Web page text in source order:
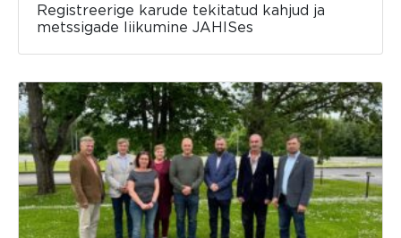
Registreerige karude tekitatud kahjud ja
metssigade liikumine JAHISes